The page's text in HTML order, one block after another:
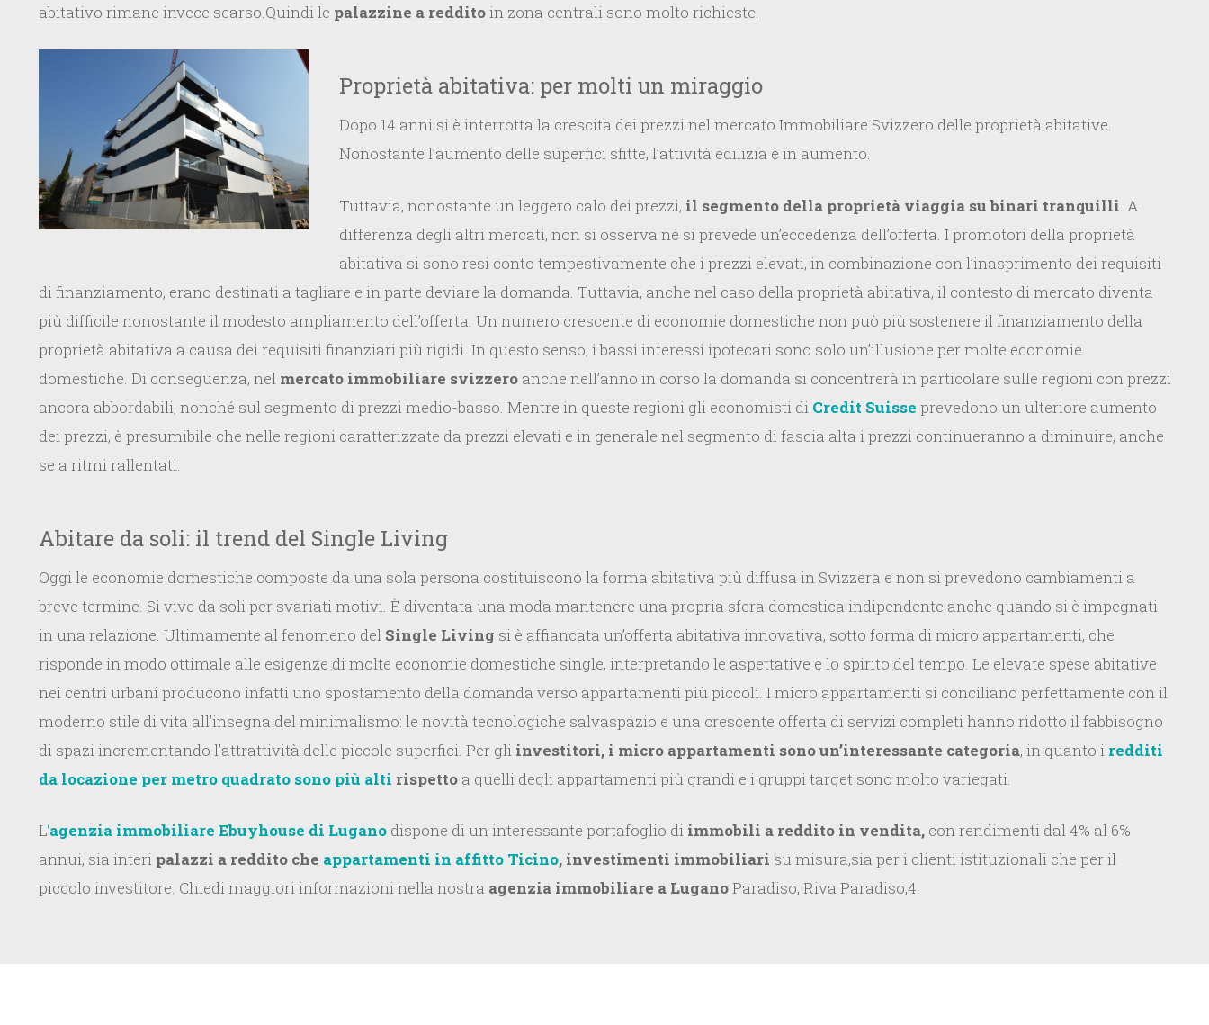
abitativo rimane invece scarso.Quindi le palazzine a redditoin zona centrali sono molto richieste.
Proprietà abitativa: per molti un miraggio
Dopo 14 anni si è interrotta la crescita dei prezzi nel mercato Immobiliare Svizzero delle proprietà abitative.
Nonostante l’aumento delle superfici sfitte, l’attività edilizia è in aumento.
Tuttavia, nonostante un leggero calo dei prezzi, il segmento della proprietà viaggia su binari tranquilli. A
differenza degli altri mercati, non si osserva né si prevede un’eccedenza dell’offerta. I promotori della proprietà
abitativa si sono resi conto tempestivamente che i prezzi elevati, in combinazione con l’inasprimento dei requisiti
di finanziamento, erano destinati a tagliare e in parte deviare la domanda. Tuttavia, anche nel caso della proprietà abitativa, il contesto di mercato diventa
più difficile nonostante il modesto ampliamento dell’offerta. Un numero crescente di economie domestiche non può più sostenere il finanziamento della
proprietà abitativa a causa dei requisiti finanziari più rigidi. In questo senso, i bassi interessi ipotecari sono solo un’illusione per molte economie
domestiche. Di conseguenza, nel mercato immobiliare svizzeroanche nell’anno in corso la domanda si concentrerà in particolare sulle regioni con prezzi
ancora abbordabili, nonché sul segmento di prezzi medio-basso. Mentre in queste regioni gli economisti di Credit Suisse prevedono un ulteriore aumento
dei prezzi, è presumibile che nelle regioni caratterizzate da prezzi elevati e in generale nel segmento di fascia alta i prezzi continueranno a diminuire, anche
se a ritmi rallentati.
Abitare da soli: il trend del Single Living
Oggi le economie domestiche composte da una sola persona costituiscono la forma abitativa più diffusa in Svizzera e non si prevedono cambiamenti a
breve termine. Si vive da soli per svariati motivi. È diventata una moda mantenere una propria sfera domestica indipendente anche quando si è impegnati
in una relazione. Ultimamente al fenomeno del Single Living si è affiancata un’offerta abitativa innovativa, sotto forma di micro appartamenti, che
risponde in modo ottimale alle esigenze di molte economie domestiche single, interpretando le aspettative e lo spirito del tempo. Le elevate spese abitative
nei centri urbani producono infatti uno spostamento della domanda verso appartamenti più piccoli. I micro appartamenti si conciliano perfettamente con il
moderno stile di vita all’insegna del minimalismo: le novità tecnologiche salvaspazio e una crescente offerta di servizi completi hanno ridotto il fabbisogno
di spazi incrementando l’attrattività delle piccole superfici. Per gli investitori, i micro appartamenti sono un’interessante categoria, in quanto i redditi
da locazione per metro quadrato sono più alti rispettoa quelli degli appartamenti più grandi e i gruppi target sono molto variegati.
L‘agenzia immobiliare Ebuyhouse di Luganodispone di un interessante portafoglio di immobili a reddito in vendita, con rendimenti dal 4% al 6%
annui, sia interi palazzi a reddito che appartamenti in affitto Ticino, investimenti immobiliari su misura,sia per i clienti istituzionali che per il
piccolo investitore. Chiedi maggiori informazioni nella nostra agenzia immobiliare a LuganoParadiso, Riva Paradiso,4.